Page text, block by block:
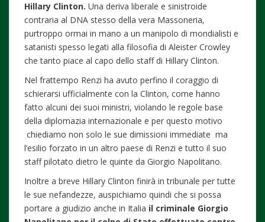
Hillary Clinton. Una deriva liberale e sinistroide
contraria al DNA stesso della vera Massoneria,
purtroppo ormai in mano a un manipolo di mondialisti e
satanisti spesso legati alla filosofia di Aleister Crowley
che tanto piace al capo dello staff di Hillary Clinton.
Nel frattempo Renzi ha avuto perfino il coraggio di
schierarsi ufficialmente con la Clinton, come hanno
fatto alcuni dei suoi ministri, violando le regole base
della diplomazia internazionale e per questo motivo
chiediamo non solo le sue dimissioni immediate ma
l’esilio forzato in un altro paese di Renzi e tutto il suo
staff pilotato dietro le quinte da Giorgio Napolitano.
Inoltre a breve Hillary Clinton finirà in tribunale per tutte
le sue nefandezze, auspichiamo quindi che si possa
portare a giudizio anche in Italia il criminale Giorgio